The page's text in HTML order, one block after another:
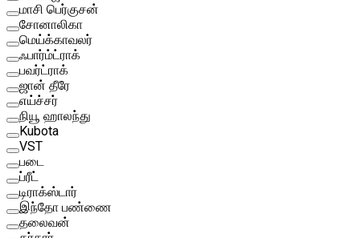
மாசி பெர்குசன்
சோனாலிகா
மெய்க்காவலர்
ஃபார்ம்ட்ராக்
பவர்ட்ராக்
ஜான் தீரே
எய்ச்சர்
நியூ ஹாலந்து
Kubota
VST
படை
ப்ரீட்
டிராக்ஸ்டார்
இந்தோ பண்ணை
தலைவன்